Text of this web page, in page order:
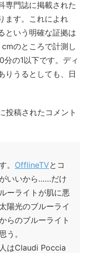
専門誌に掲載された
ます。これによれ
という明確な証拠は
のところで計測し
の1以下です。ディ
りうるとしても、日
投稿されたコメント
。 OfflineTVとコ
いいから……だけ
ーライトが肌に悪
陽光のブルーライ
らのブルーライト
う。
はClaudi Poccia